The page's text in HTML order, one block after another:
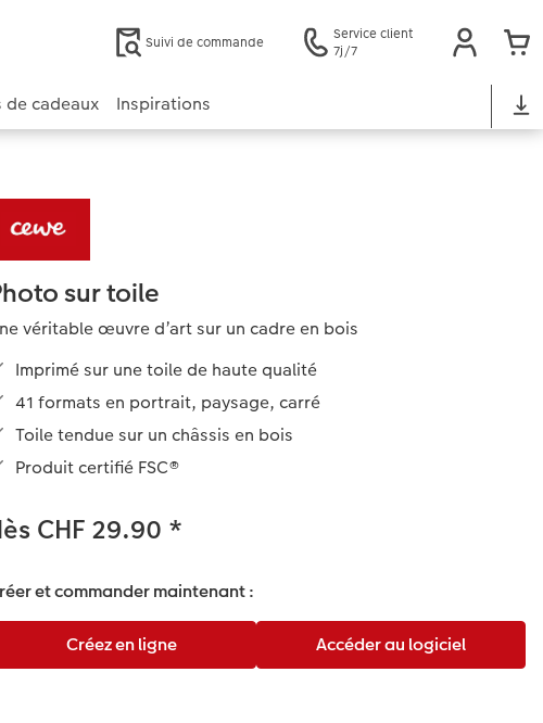
Suivi de commande
Service client
7j/7
de cadeaux Inspirations
sur toile
véritable œuvre d’art sur un cadre en bois
Imprimé sur une toile de haute qualité
41 formats en portrait, paysage, carré
Toile tendue sur un châssis en bois
Produit certifié FSC®
CHF 29.90 *
et commander maintenant :